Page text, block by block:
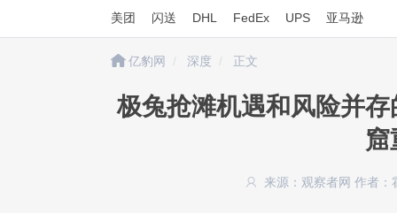
美团 闪送 DHL FedEx UPS 亚马逊
亿豹网 深度 正文
极兔抢滩机遇和风险并
窟
来源：观察者网 作者：